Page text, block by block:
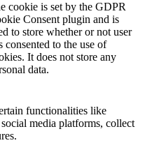
cookie is set by the GDPR
Consent plugin and is
to store whether or not user
consented to the use of
It does not store any
data.
functionalities like
media platforms, collect